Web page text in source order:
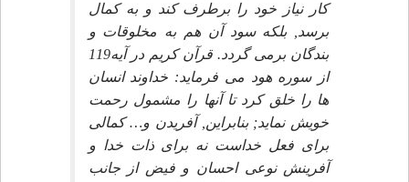
كار نياز خود را برطرف كند و به كمال
برسد, بلكه سود آن هم به مخلوقات و
بندگان برمى گردد. قرآن كريم در آيه119
از سوره هود مى فرمايد: خداوند انسان
ها را خلق كرد تا آنها را مشمول رحمت
خويش نمايد; بنابراين, آفريدن و… كمالى
براى فعل خداست نه براى ذات خدا و
آفرينش نوعى احسان و فيض از جانب